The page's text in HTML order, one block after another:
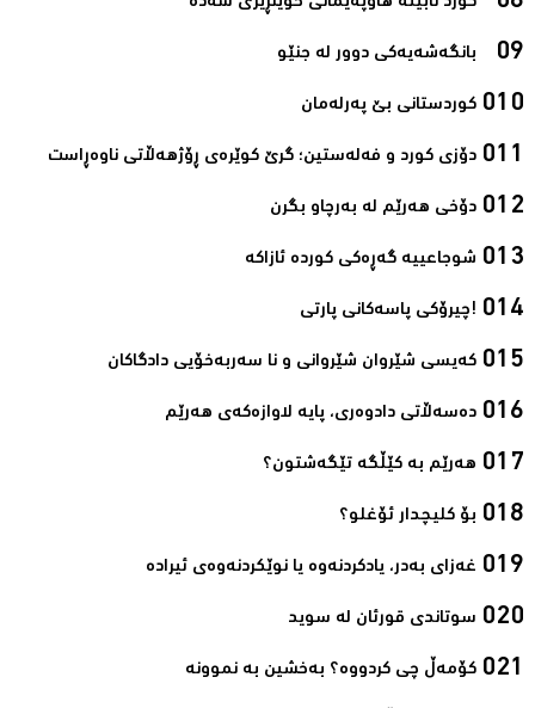
بانگەشەیەکی دوور لە جنێو‌
کوردستانی بێ پەرلەمان‌
دۆزی کورد و فەلەستین؛ گرێ کوێرەی ڕۆژھەڵاتی ناوەڕاست‌
دۆخی هەرێم لە بەرچاو بگرن‌
شوجاعییە گەڕەکی کوردە ئازاکە‌
!چیرۆکی پاسەکانی پارتی‌
کەیسی شێروان شێروانی و نا سەربەخۆیی دادگاکان‌
دەسەڵاتی دادوەری، پایه‌ لاوازه‌كەی هه‌رێم‌
ھەرێم بە کێڵگە تێگەشتون؟‌
بۆ کلیچدار ئۆغلو؟‌
غەزای بەدر، یادکردنەوە یا نوێکردنەوەی ئیرادە‌
سوتاندى قورئان لە سوید‌
کۆمەڵ چی کردووە؟ بەخشین بە نموونە‌